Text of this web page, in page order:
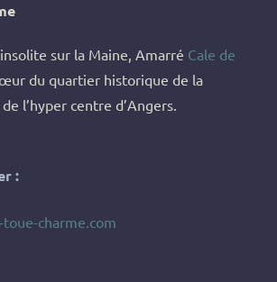
sur la Maine, Amarré Cale de
du quartier historique de la
l’hyper centre d’Angers.
:
toue-charme.com